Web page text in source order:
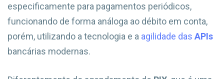
especificamente para pagamentos periódicos,
funcionando de forma análoga ao débito em conta,
porém, utilizando a tecnologia e a agilidade das APIs
bancárias modernas.